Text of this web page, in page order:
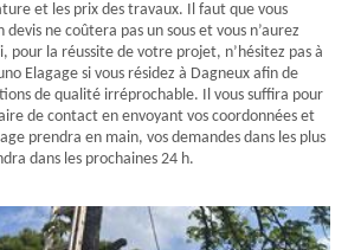
et les prix des travaux. Il faut que vous
ne coûtera pas un sous et vous n’aurez
pour la réussite de votre projet, n’hésitez pas à
Elagage si vous résidez à Dagneux afin de
de qualité irréprochable. Il vous suffira pour
de contact en envoyant vos coordonnées et
prendra en main, vos demandes dans les plus
dans les prochaines 24 h.